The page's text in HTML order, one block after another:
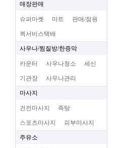
매장판매
슈퍼마켓 마트 판매/점원
퀵서비스택배
사우나/찜질방/한증막
카운터 사우나청소 세신
기관장 사우나관리
마사지
건전마사지 족탕
스포츠마사지 피부마사지
주유소